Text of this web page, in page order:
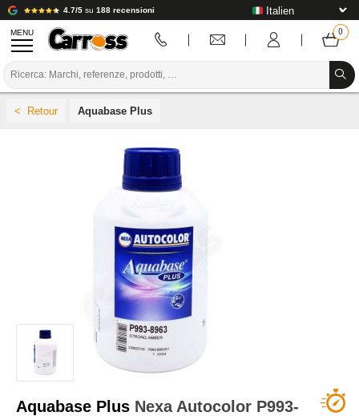
4.7/5 su 188 recensioni
MENU
PREPARAZIONE / VERNICIATURA / RIFINITURA
STRUMENTI PER LA CARROZZERIA
ATTREZZATURE PER CARROZZERIA
CODICE COLORE
INSTALLAZIONE IN LABORATORIO
TUTORIAL E CONSIGLI
Aquabase Plus
Aquabase Plus Nexa Autocolor P993-